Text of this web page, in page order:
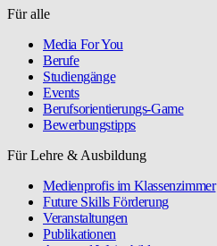
Für alle
Media For You
Berufe
Studiengänge
Events
Berufsorientierungs-Game
Bewerbungstipps
Für Lehre & Ausbildung
Medienprofis im Klassenzimmer
Future Skills Förderung
Veranstaltungen
Publikationen